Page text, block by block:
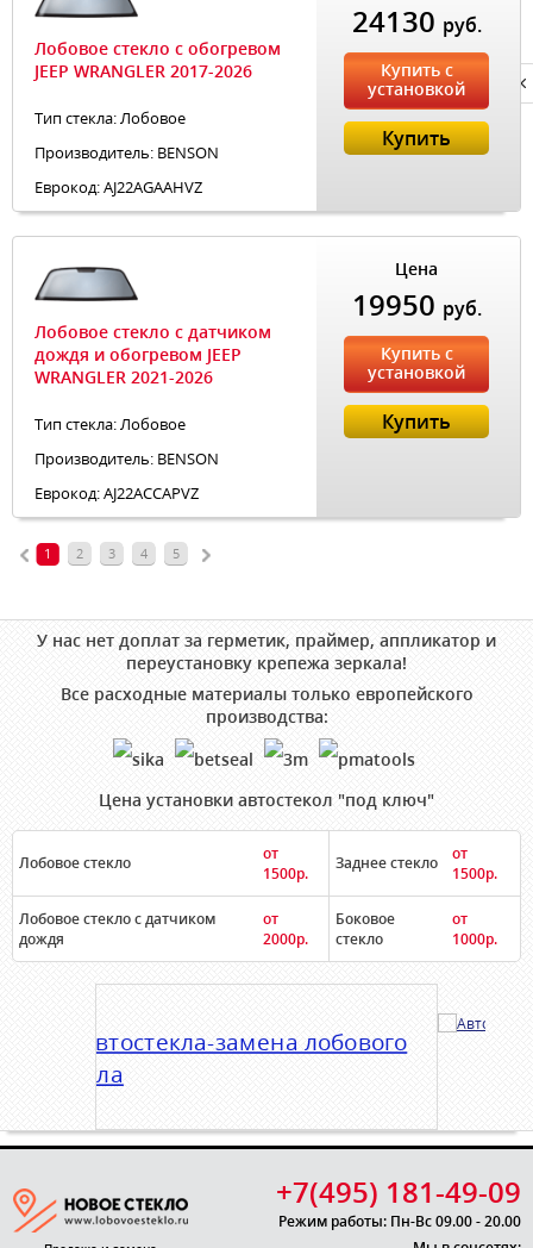
Лобовое стекло с обогревом
JEEP WRANGLER 2017-2026
Тип стекла: Лобовое
Производитель: BENSON
Еврокод: AJ22AGAAHVZ
24130 руб.
Купить с
установкой
Купить
Лобовое стекло с датчиком
дождя и обогревом JEEP
WRANGLER 2021-2026
Тип стекла: Лобовое
Производитель: BENSON
Еврокод: AJ22ACCAPVZ
Цена
19950 руб.
Купить с
установкой
Купить
1 2 3 4 5
У нас нет доплат за герметик, праймер, аппликатор и
переустановку крепежа зеркала!
Все расходные материалы только европейского
производства:
Цена установки автостекол "под ключ"
Лобовое стекло
от
1500р.
Заднее стекло
от
1500р.
Лобовое стекло с датчиком
дождя
от
2000р.
Боковое
стекло
от
1000р.
+7(495) 181-49-09
Режим работы: Пн-Вс 09.00 - 20.00
Privacy notice